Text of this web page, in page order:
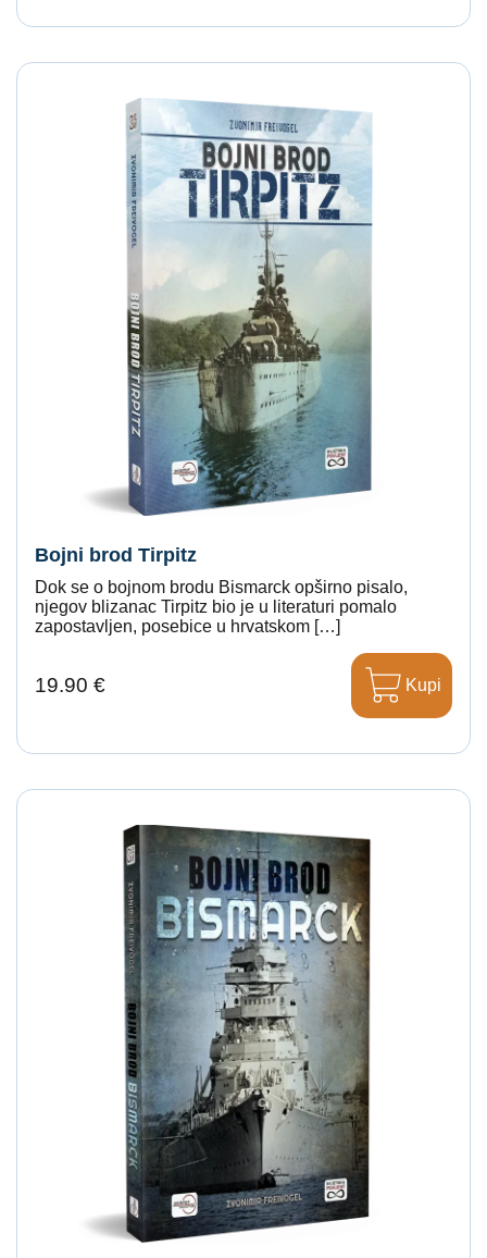
Bojni brod Tirpitz
Dok se o bojnom brodu Bismarck opširno pisalo,
njegov blizanac Tirpitz bio je u literaturi pomalo
zapostavljen, posebice u hrvatskom […]
19.90 € Kupi